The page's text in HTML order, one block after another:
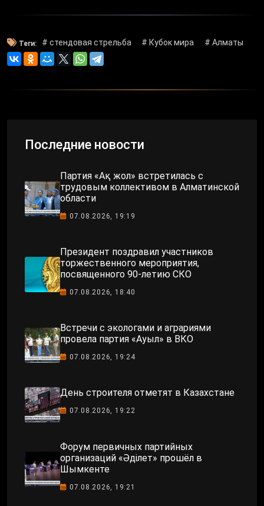
Теги: # стендовая стрельба # Кубок мира # Алматы
Последние новости
Партия «Ақ жол» встретилась с
трудовым коллективом в Алматинской
области
07.08.2026, 19:19
Президент поздравил участников
торжественного мероприятия,
посвященного 90-летию СКО
07.08.2026, 18:40
Встречи с экологами и аграриями
провела партия «Ауыл» в ВКО
07.08.2026, 19:24
День строителя отметят в Казахстане
07.08.2026, 19:22
Форум первичных партийных
организаций «Әділет» прошёл в
Шымкенте
07.08.2026, 19:21